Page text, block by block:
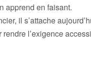
apprend en faisant.
il s’attache
l’exigence